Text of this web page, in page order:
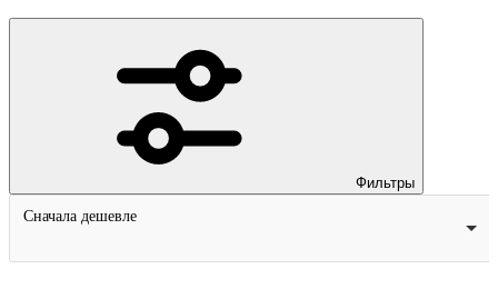
Фильтры
Сначала дешевле